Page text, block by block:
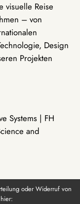
visuelle Reise
– von
Design
Projekten
Systems | FH
and
oder Widerruf von